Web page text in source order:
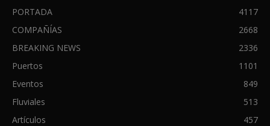
PORTADA
4117
COMPAÑÍAS
2668
BREAKING NEWS
2336
Puertos
1101
Eventos
849
Fluviales
513
Artículos
457